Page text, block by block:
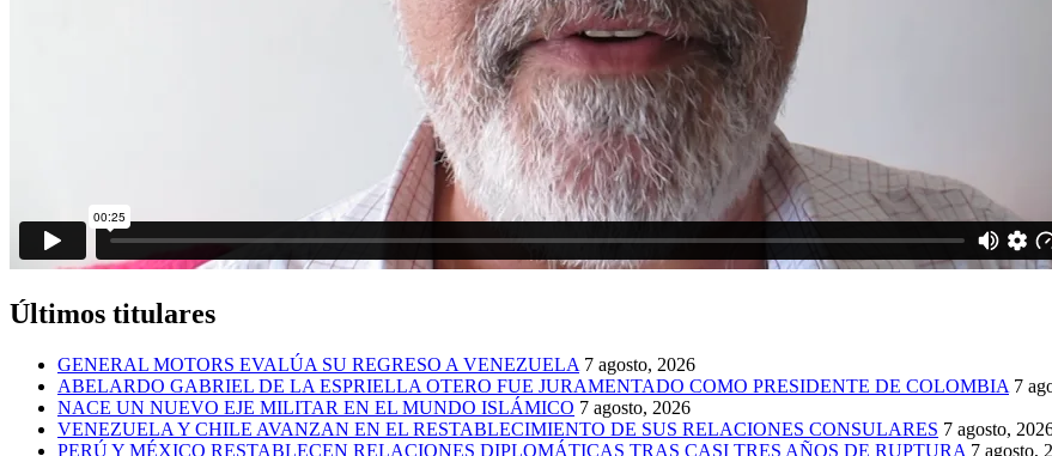
Últimos titulares
GENERAL MOTORS EVALÚA SU REGRESO A VENEZUELA 7 agosto, 2026
ABELARDO GABRIEL DE LA ESPRIELLA OTERO FUE JURAMENTADO COMO PRESIDENTE DE COLOMBIA 7
NACE UN NUEVO EJE MILITAR EN EL MUNDO ISLÁMICO 7 agosto, 2026
VENEZUELA Y CHILE AVANZAN EN EL RESTABLECIMIENTO DE SUS RELACIONES CONSULARES 7 agosto,
PERÚ Y MÉXICO RESTABLECEN RELACIONES DIPLOMÁTICAS TRAS CASI TRES AÑOS DE RUPTURA 7 agosto,